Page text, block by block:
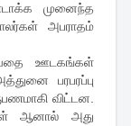
முனைந்த
அபராதம்
ஊடகங்கள்
பரபரப்பு
விட்டன.
ஆனால் அது